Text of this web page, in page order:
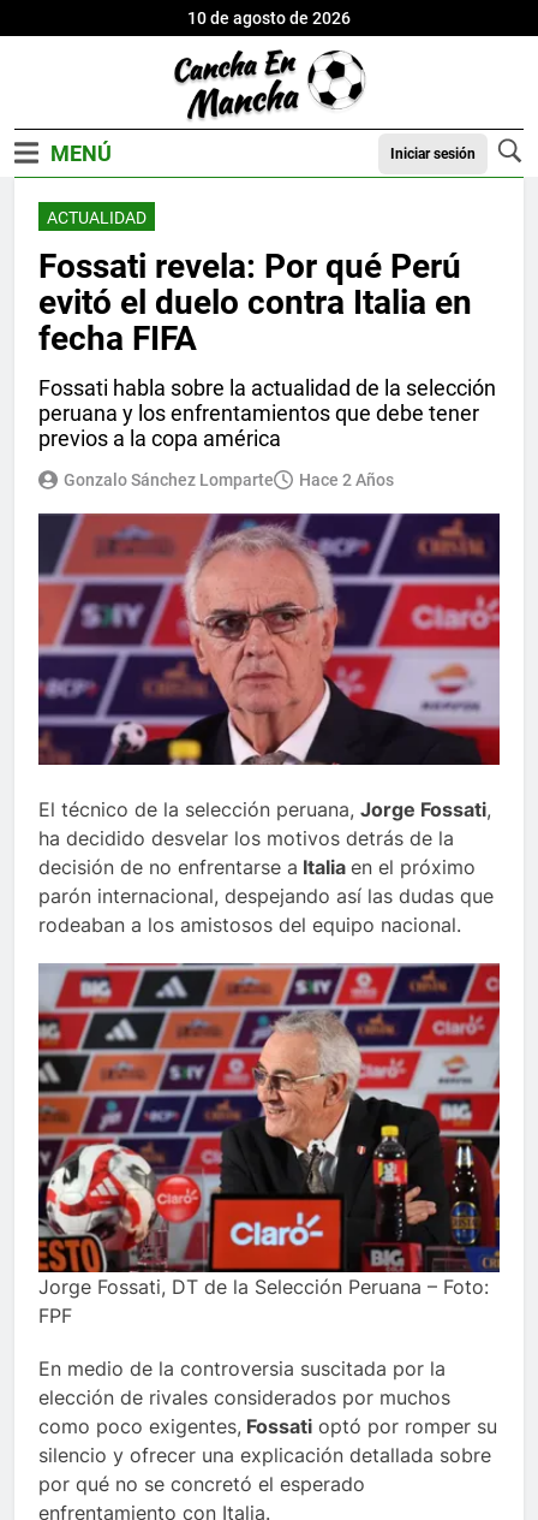
10 de agosto de 2026
Iniciar sesión
ACTUALIDAD
Fossati revela: Por qué Perú
evitó el duelo contra Italia en
fecha FIFA
Fossati habla sobre la actualidad de la selección
peruana y los enfrentamientos que debe tener
previos a la copa américa
Gonzalo Sánchez Lomparte Hace 2 Años
El técnico de la selección peruana, Jorge Fossati,
ha decidido desvelar los motivos detrás de la
decisión de no enfrentarse a Italia en el próximo
parón internacional, despejando así las dudas que
rodeaban a los amistosos del equipo nacional.
Jorge Fossati, DT de la Selección Peruana – Foto:
FPF
En medio de la controversia suscitada por la
elección de rivales considerados por muchos
como poco exigentes, Fossati optó por romper su
silencio y ofrecer una explicación detallada sobre
por qué no se concretó el esperado
enfrentamiento con Italia.